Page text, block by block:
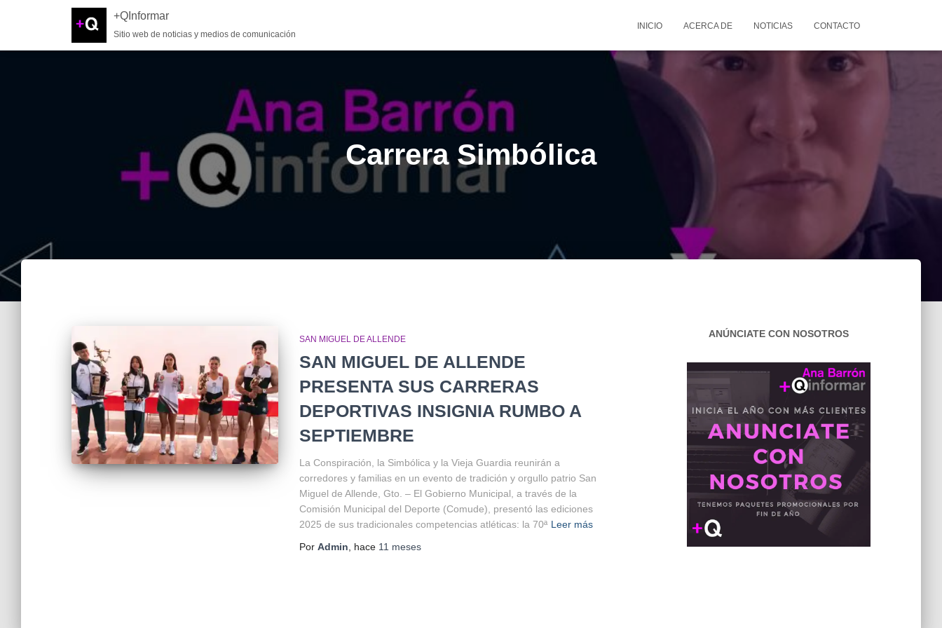
+QInformar
Sitio web de noticias y medios de comunicación
INICIO ACERCA DE NOTICIAS CONTACTO
Carrera Simbólica
SAN MIGUEL DE ALLENDE
SAN MIGUEL DE ALLENDE
PRESENTA SUS CARRERAS
DEPORTIVAS INSIGNIA RUMBO A
SEPTIEMBRE
La Conspiración, la Simbólica y la Vieja Guardia reunirán a
corredores y familias en un evento de tradición y orgullo patrio San
Miguel de Allende, Gto. – El Gobierno Municipal, a través de la
Comisión Municipal del Deporte (Comude), presentó las ediciones
2025 de sus tradicionales competencias atléticas: la 70ª Leer más
Por Admin , hace 11 meses
ANÚNCIATE CON NOSOTROS